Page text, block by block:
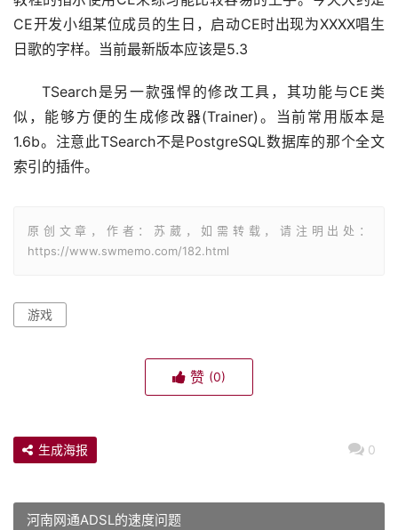
CE开发小组某位成员的生日，启动CE时出现为XXXX唱生
日歌的字样。当前最新版本应该是5.3
TSearch是另一款强悍的修改工具，其功能与CE类
似，能够方便的生成修改器(Trainer)。当前常用版本是
1.6b。注意此TSearch不是PostgreSQL数据库的那个全文
索引的插件。
原创文章，作者：苏葳，如需转载，请注明出处：
https://www.swmemo.com/182.html
游戏
赞 (0)
0
生成海报
河南网通ADSL的速度问题